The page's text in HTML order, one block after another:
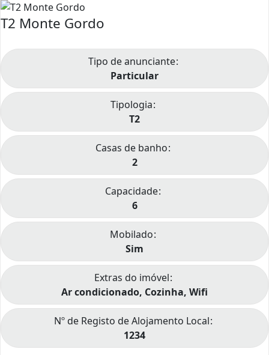
T2 Monte Gordo
Tipo de anunciante
Particular
Tipologia
T2
Casas de banho
2
Capacidade
6
Mobilado
Sim
Extras do imóvel
Ar condicionado, Cozinha, Wifi
Nº de Registo de Alojamento Local
1234